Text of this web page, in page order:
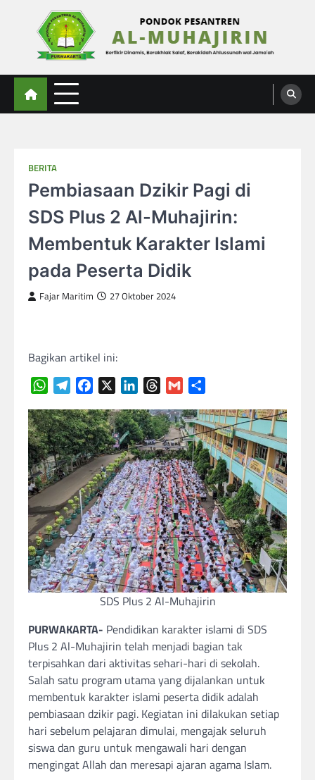
Al-Muhajirin
Berpikir Dinamis – Berakhlak Salaf – Berakidah Ahlussunah wal Jamaah
BERITA
Pembiasaan Dzikir Pagi di
SDS Plus 2 Al-Muhajirin:
Membentuk Karakter Islami
pada Peserta Didik
Fajar Maritim 27 Oktober 2024
Bagikan artikel ini:
WhatsAppTelegramFacebook LinkedInThreads
Gmail
SDS Plus 2 Al-Muhajirin
PURWAKARTA- Pendidikan karakter islami di SDS
Plus 2 Al-Muhajirin telah menjadi bagian tak
terpisahkan dari aktivitas sehari-hari di sekolah.
Salah satu program utama yang dijalankan untuk
membentuk karakter islami peserta didik adalah
pembiasaan dzikir pagi. Kegiatan ini dilakukan setiap
hari sebelum pelajaran dimulai, mengajak seluruh
siswa dan guru untuk mengawali hari dengan
mengingat Allah dan meresapi ajaran agama Islam.